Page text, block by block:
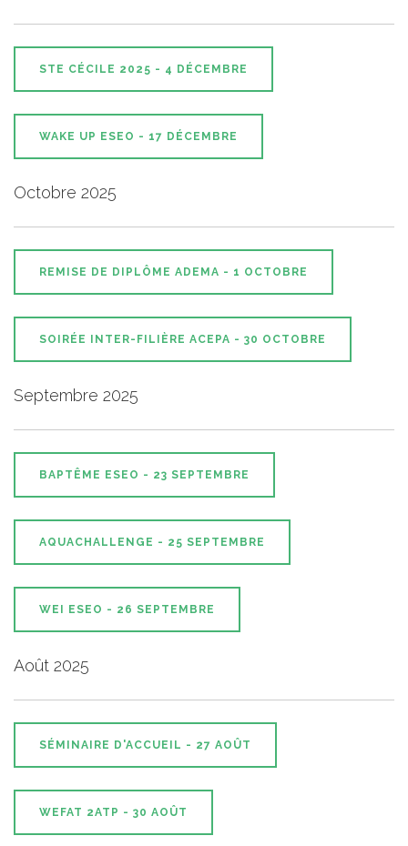
STE CÉCILE 2025 - 4 DÉCEMBRE
WAKE UP ESEO - 17 DÉCEMBRE
Octobre 2025
REMISE DE DIPLÔME ADEMA - 1 OCTOBRE
SOIRÉE INTER-FILIÈRE ACEPA - 30 OCTOBRE
Septembre 2025
BAPTÊME ESEO - 23 SEPTEMBRE
AQUACHALLENGE - 25 SEPTEMBRE
WEI ESEO - 26 SEPTEMBRE
Août 2025
SÉMINAIRE D'ACCUEIL - 27 AOÛT
WEFAT 2ATP - 30 AOÛT